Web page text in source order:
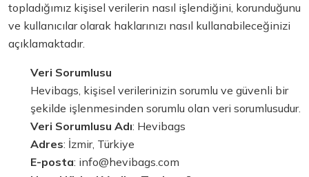
topladığımız kişisel verilerin nasıl işlendiğini, korunduğunu
ve kullanıcılar olarak haklarınızı nasıl kullanabileceğinizi
açıklamaktadır.
Veri Sorumlusu
Hevibags, kişisel verilerinizin sorumlu ve güvenli bir
şekilde işlenmesinden sorumlu olan veri sorumlusudur.
Veri Sorumlusu Adı: Hevibags
Adres: İzmir, Türkiye
E-posta: info@hevibags.com